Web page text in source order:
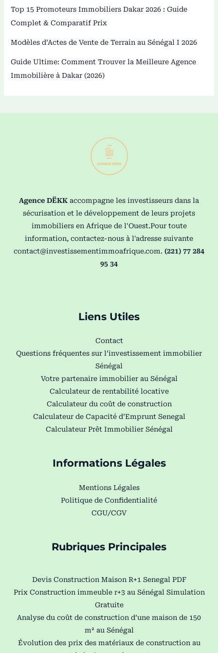
Top 15 Promoteurs Immobiliers Dakar 2026 : Guide
Complet & Comparatif Prix
Modèles d’Actes de Vente de Terrain au Sénégal I 2026
Guide Ultime: Comment Trouver la Meilleure Agence
Immobilière à Dakar (2026)
Agence DËKK accompagne les investisseurs dans la
sécurisation et le développement de leurs projets
immobiliers en Afrique de l'Ouest.Pour toute
information, contactez-nous à l'adresse suivante
contact@investissementimmoafrique.com. (221) 77 284
95 34
Liens Utiles
Contact
Questions fréquentes sur l’investissement immobilier
Sénégal
Votre partenaire immobilier au Sénégal
Calculateur de rentabilité locative
Calculateur du coût de construction
Calculateur de Capacité d’Emprunt Senegal
Calculateur Prêt Immobilier Sénégal
Informations Légales
Mentions Légales
Politique de Confidentialité
CGU/CGV
Rubriques Principales
Devis Construction Maison R+1 Senegal PDF
Prix Construction immeuble r+3 au Sénégal Simulation
Gratuite
Analyse du coût de construction d’une maison de 150
m² au Sénégal
Évolution des prix des matériaux de construction au